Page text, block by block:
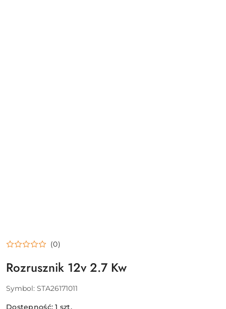
(0)
Rozrusznik 12v 2.7 Kw
Symbol: STA26171011
Dostępność:1 szt.